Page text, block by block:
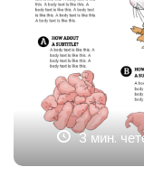
3 мин.